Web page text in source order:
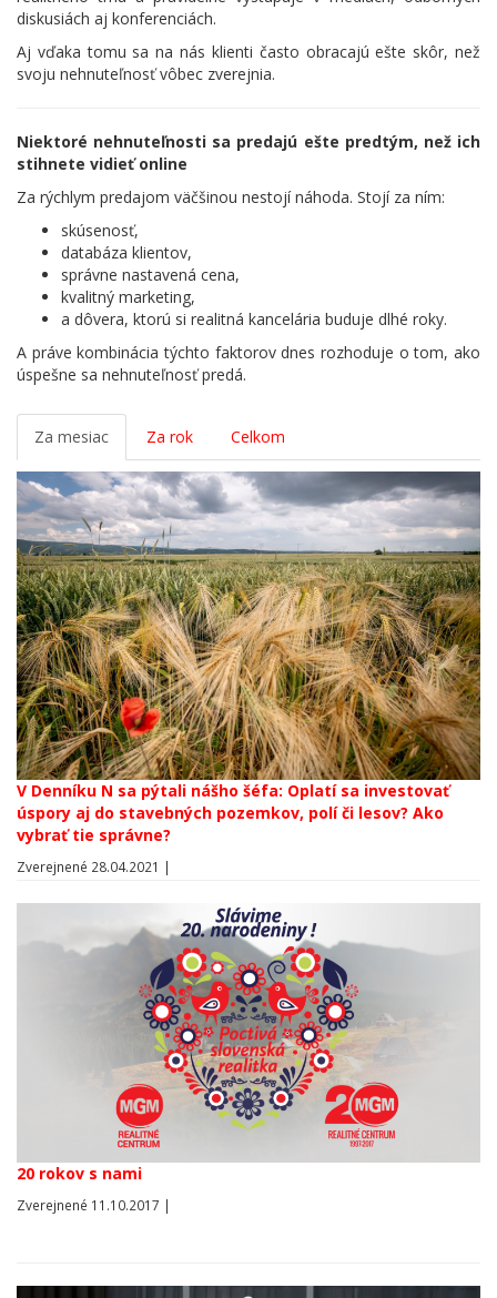
diskusiách aj konferenciách.
Aj vďaka tomu sa na nás klienti často obracajú ešte skôr, než
svoju nehnuteľnosť vôbec zverejnia.
Niektoré nehnuteľnosti sa predajú ešte predtým, než ich
stihnete vidieť online
Za rýchlym predajom väčšinou nestojí náhoda. Stojí za ním:
skúsenosť,
databáza klientov,
správne nastavená cena,
kvalitný marketing,
a dôvera, ktorú si realitná kancelária buduje dlhé roky.
A práve kombinácia týchto faktorov dnes rozhoduje o tom, ako
úspešne sa nehnuteľnosť predá.
Za mesiac Za rok Celkom
V Denníku N sa pýtali nášho šéfa: Oplatí sa investovať
úspory aj do stavebných pozemkov, polí či lesov? Ako
vybrať tie správne?
Zverejnené 28.04.2021 |
20 rokov s nami
Zverejnené 11.10.2017 |